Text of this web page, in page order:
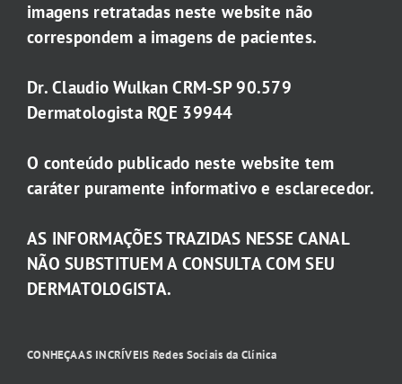
imagens retratadas neste website não
correspondem a imagens de pacientes.
Dr. Claudio Wulkan CRM-SP 90.579
Dermatologista RQE 39944
O conteúdo publicado neste website tem
caráter puramente informativo e esclarecedor.
AS INFORMAÇÕES TRAZIDAS NESSE CANAL
NÃO SUBSTITUEM A CONSULTA COM SEU
DERMATOLOGISTA.
CONHEÇA AS INCRÍVEIS Redes Sociais da Clínica